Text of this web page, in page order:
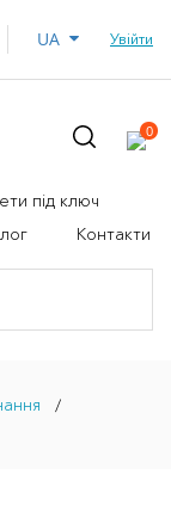
Увійти
під ключ
Контакти
0